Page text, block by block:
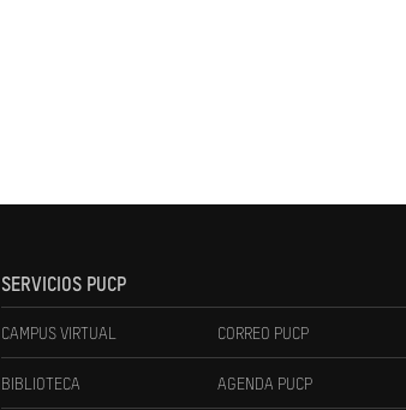
SERVICIOS PUCP
CAMPUS VIRTUAL CORREO PUCP
BIBLIOTECA AGENDA PUCP